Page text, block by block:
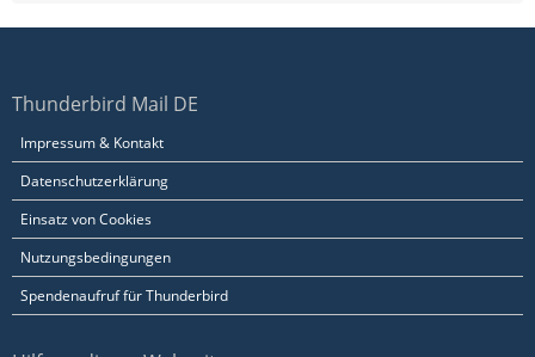
Thunderbird Mail DE
Impressum & Kontakt
Datenschutzerklärung
Einsatz von Cookies
Nutzungsbedingungen
Spendenaufruf für Thunderbird